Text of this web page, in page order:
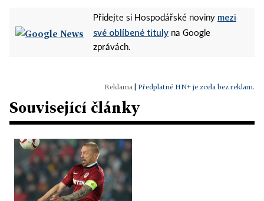
Přidejte si Hospodářské noviny mezi
své oblíbené tituly na Google
zprávách.
Předplatné HN+ je zcela bez reklam.
Související články